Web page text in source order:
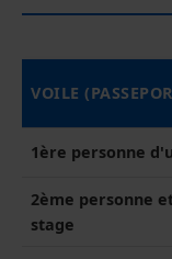
VOILE
1ère personne
2ème personne
stage